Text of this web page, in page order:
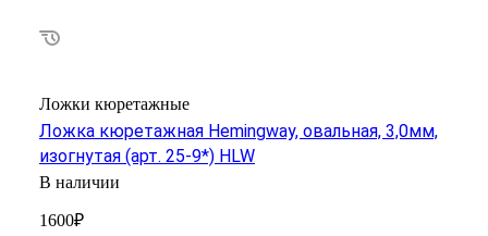
Ложки кюретажные
Ложка кюретажная Hemingway, овальная, 3,0мм,
изогнутая (арт. 25-9*) HLW
В наличии
1600₽